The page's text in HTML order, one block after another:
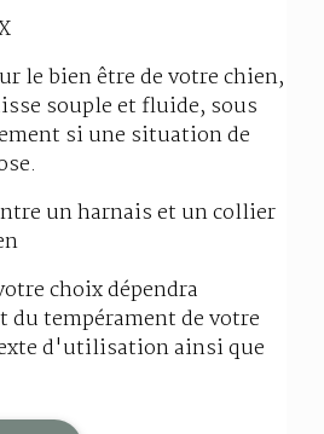
le bien être de votre chien,
souple et fluide, sous
si une situation de
un harnais et un collier
choix dépendra
tempérament de votre
d'utilisation ainsi que